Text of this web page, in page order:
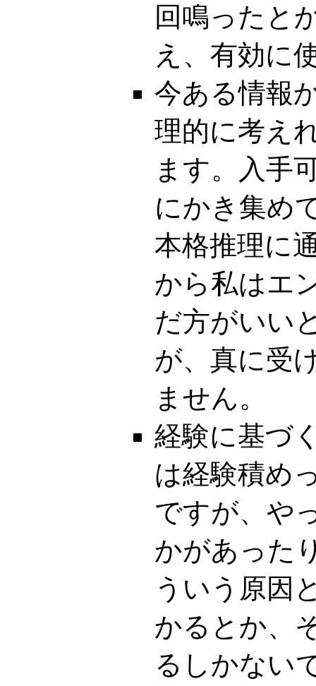
回鳴ったと
え、有効に
今ある情報
理的に考え
ます。入手
にかき集め
本格推理に
から私はエ
だ方がいい
が、真に受
ません。
経験に基づ
は経験積め
ですが、や
かがあった
ういう原因
かるとか、
るしかない